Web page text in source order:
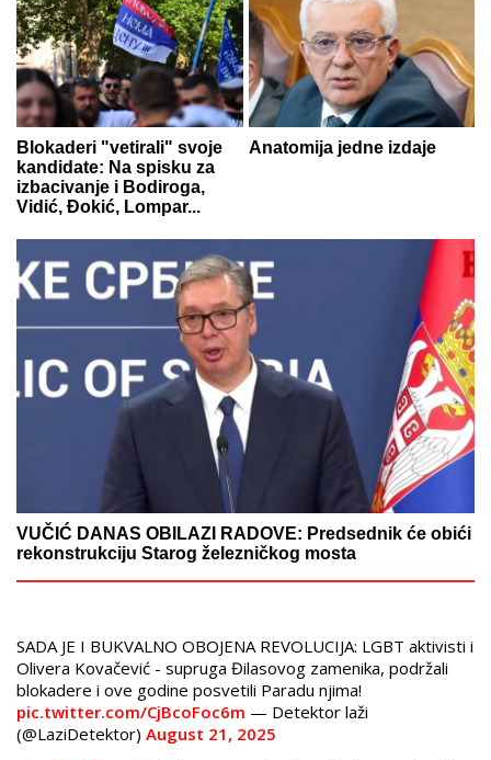
Blokaderi "vetirali" svoje
kandidate: Na spisku za
izbacivanje i Bodiroga,
Vidić, Đokić, Lompar...
Anatomija jedne izdaje
VUČIĆ DANAS OBILAZI RADOVE: Predsednik će obići
rekonstrukciju Starog železničkog mosta
SADA JE I BUKVALNO OBOJENA REVOLUCIJA: LGBT aktivisti i
Olivera Kovačević - supruga Đilasovog zamenika, podržali
blokadere i ove godine posvetili Paradu njima!
pic.twitter.com/CjBcoFoc6m — Detektor laži
(@LaziDetektor) August 21, 2025